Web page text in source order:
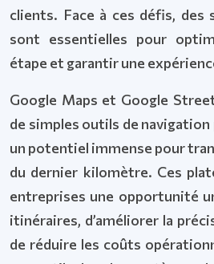
clients. Face à ces défis, des
sont essentielles pour
étape et garantir une
Google Maps et Google
de simples outils de
un potentiel immense pour
du dernier kilomètre. Ces
entreprises une opportunité
itinéraires, d’améliorer la
de réduire les coûts